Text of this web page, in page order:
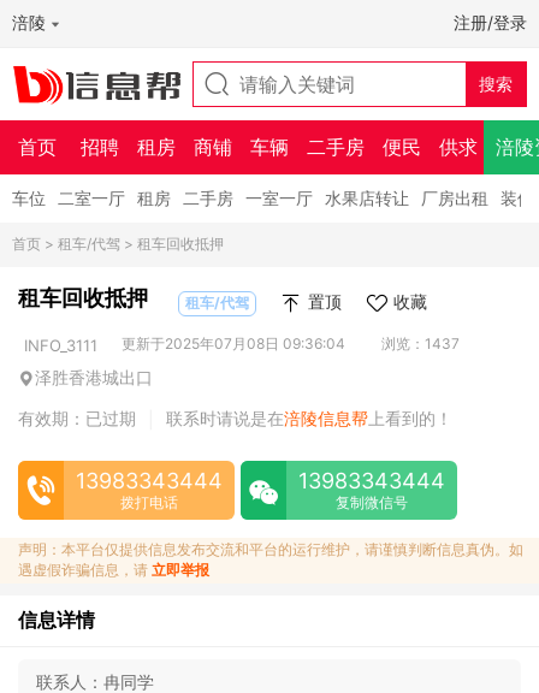
涪陵 注册/登录
首页 招聘 租房 商铺 车辆 二手房 便民 供求 涪陵
车位 二室一厅 租房 二手房 一室一厅 水果店转让 厂房出租 装修
首页 > 租车/代驾 > 租车回收抵押
租车回收抵押 租车/代驾 置顶 收藏
INFO_3111 更新于2025年07月08日 09:36:04 浏览：1437
泽胜香港城出口
有效期：已过期
联系时请说是在涪陵信息帮 上看到的！
13983343444
拨打电话
13983343444
复制微信号
声明：本平台仅提供信息发布交流和平台的运行维护，请谨慎判断信息真伪。如
遇虚假诈骗信息，请 立即举报
信息详情
联系人： 冉同学